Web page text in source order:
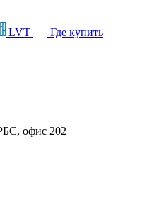
LVT
Где купить
офис 202